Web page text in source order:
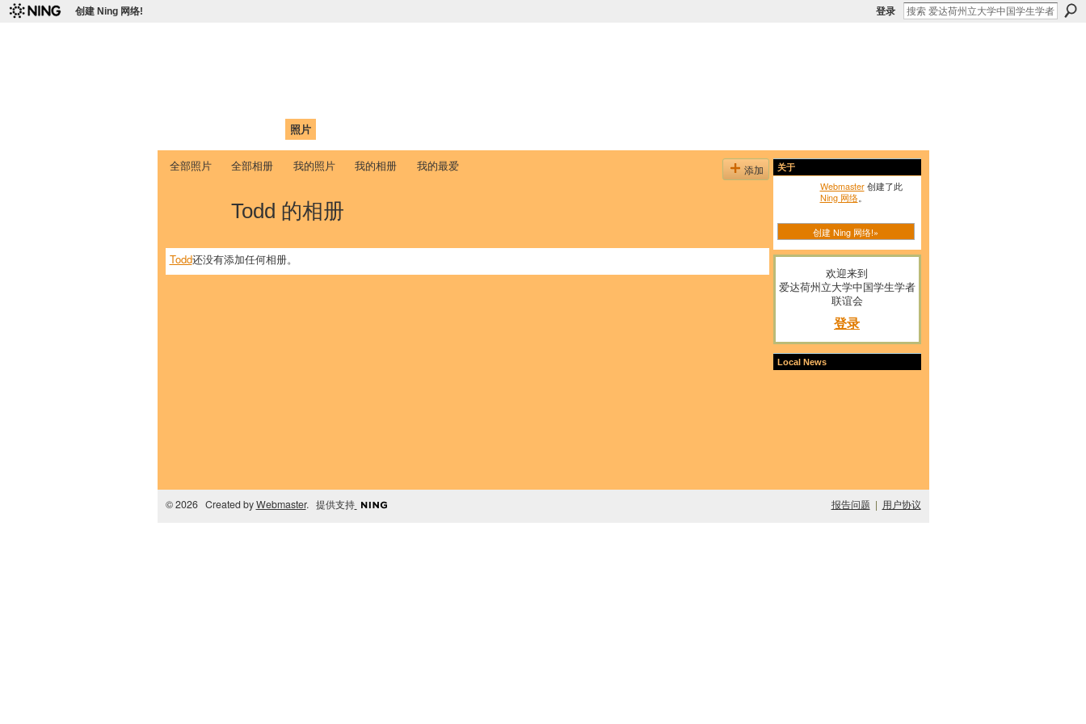
创建 Ning 网络! 登录
照片
全部照片 全部相册 我的照片 我的相册 我的最爱 添加
Todd 的相册
Todd还没有添加任何相册。
关于
Webmaster创建了此
Ning 网络。
创建 Ning 网络!»
欢迎来到
爱达荷州立大学中国学生学者
联谊会
登录
Local News
© 2026 Created byWebmaster. 提供支持 报告问题 | 用户协议